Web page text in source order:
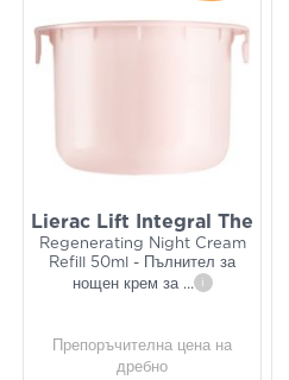
Lierac Lift Integral The
Regenerating Night Cream
Refill 50ml - Пълнител за
нощен крем за ... i
Препоръчителна цена на
дребно